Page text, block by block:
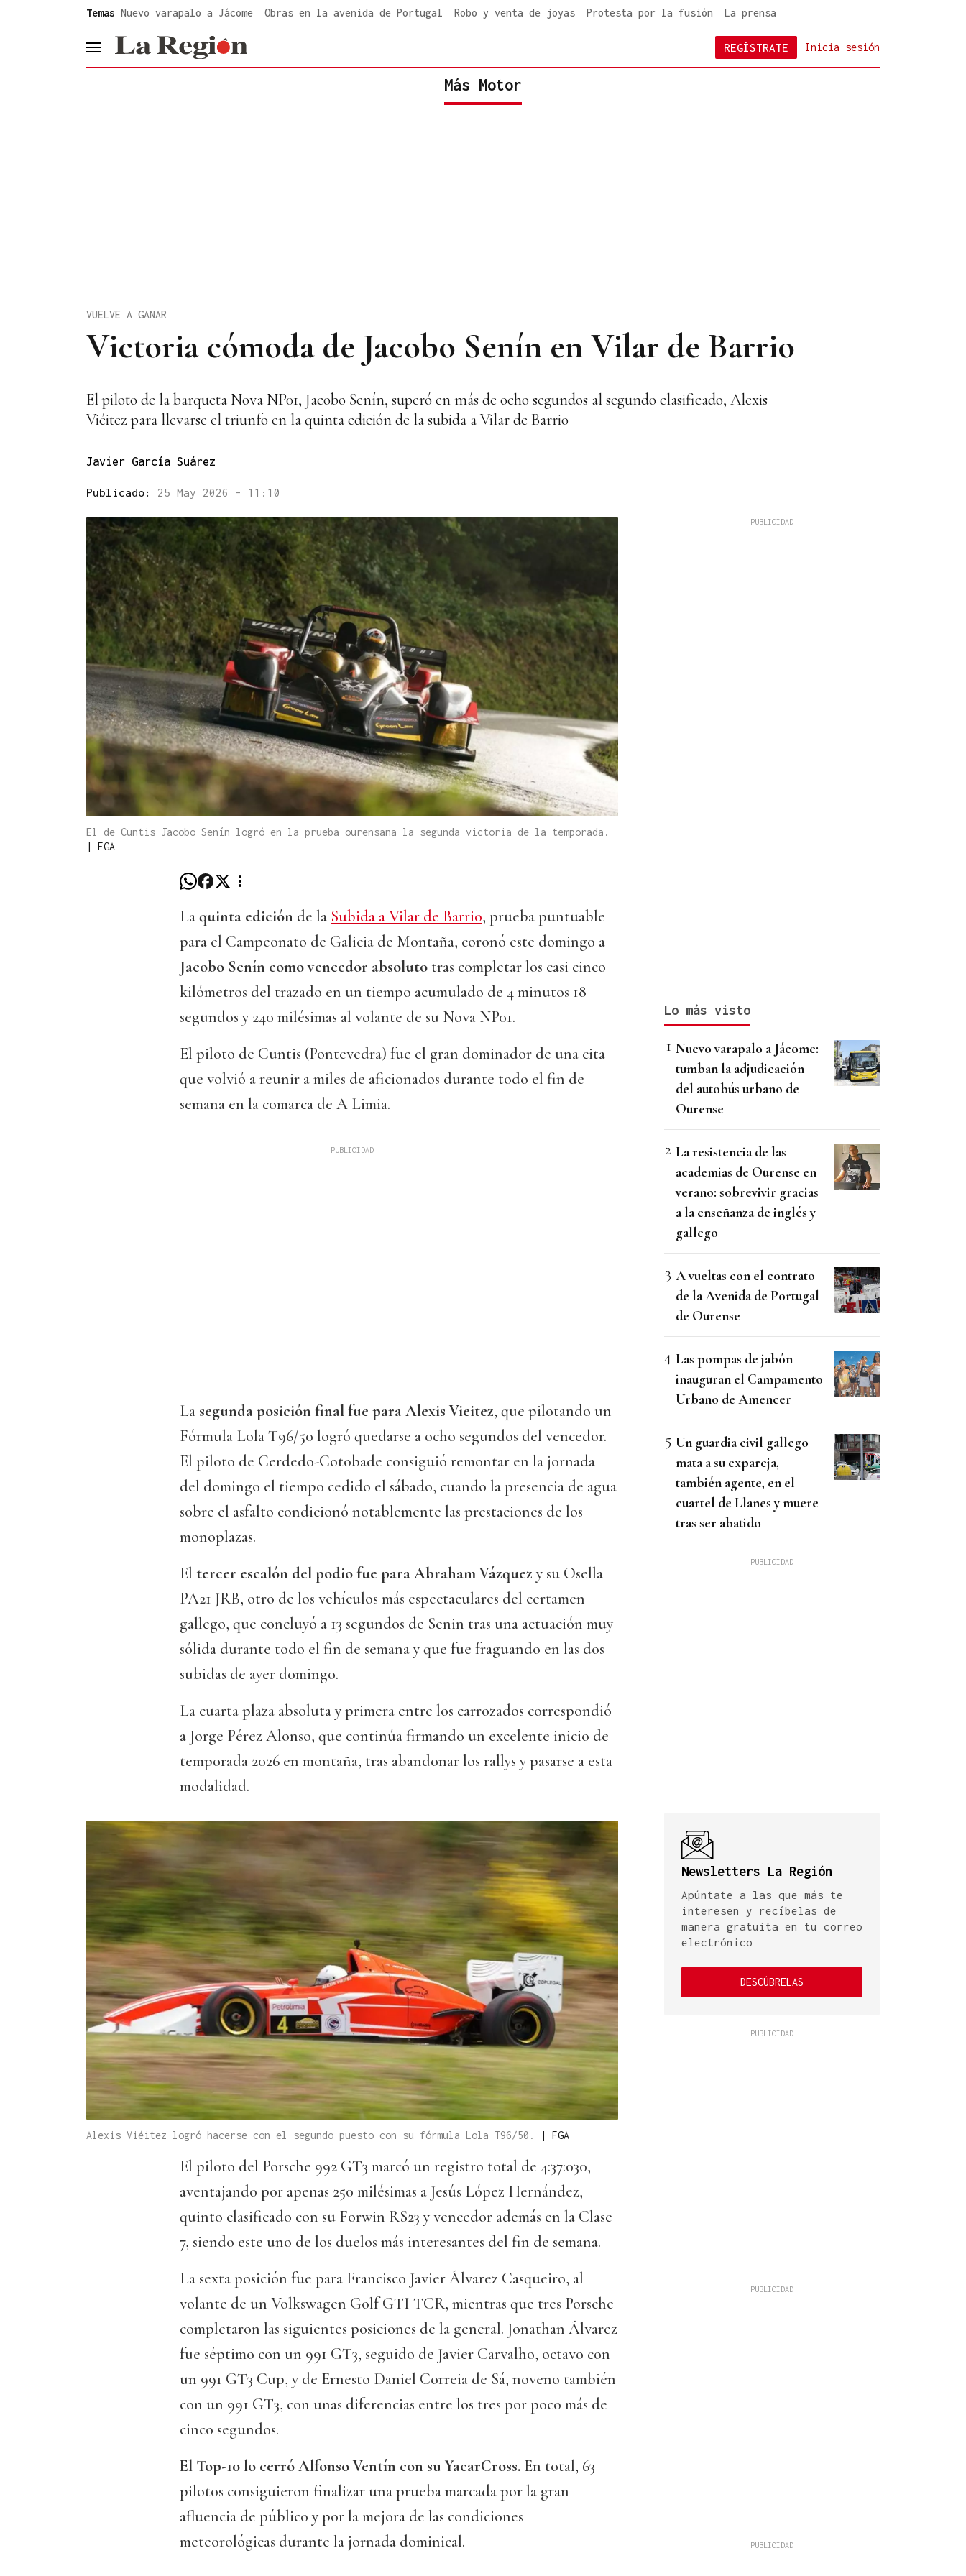
Temas Nuevo varapalo a Jácome Obras en la avenida de Portugal Robo y venta de joyas Protesta por la fusión La prensa
header.menu.open Inicia sesión
REGÍSTRATE
Más Motor
Victoria cómoda de Jacobo Senín en Vilar de Barrio
VUELVE A GANAR
El piloto de la barqueta Nova NP01, Jacobo Senín, superó en más de ocho segundos al segundo clasificado, Alexis
Viéitez para llevarse el triunfo en la quinta edición de la subida a Vilar de Barrio
Javier García Suárez
Publicado: 25 May 2026 - 11:10
El de Cuntis Jacobo Senín logró en la prueba ourensana la segunda victoria de la temporada.
| FGA
Laquinta edición de la Subida a Vilar de Barrio, prueba puntuable
para el Campeonato de Galicia de Montaña, coronó este domingo a
Jacobo Senín como vencedor absoluto tras completar los casi cinco
kilómetros del trazado en un tiempo acumulado de 4 minutos 18
segundos y 240 milésimas al volante de su Nova NP01.
El piloto de Cuntis (Pontevedra) fue el gran dominador de una cita
que volvió a reunir a miles de aficionados durante todo el fin de
semana en la comarca de A Limia.
La segunda posición final fue para Alexis Vieitez, que pilotando un
Fórmula Lola T96/50 logró quedarse a ocho segundos del vencedor.
El piloto de Cerdedo-Cotobade consiguió remontar en la jornada
del domingo el tiempo cedido el sábado, cuando la presencia de agua
sobre el asfalto condicionó notablemente las prestaciones de los
monoplazas.
El tercer escalón del podio fue para Abraham Vázquez y su Osella
PA21 JRB, otro de los vehículos más espectaculares del certamen
gallego, que concluyó a 13 segundos de Senin tras una actuación muy
sólida durante todo el fin de semana y que fue fraguando en las dos
subidas de ayer domingo.
La cuarta plaza absoluta y primera entre los carrozados correspondió
a Jorge Pérez Alonso, que continúa firmando un excelente inicio de
temporada 2026 en montaña, tras abandonar los rallys y pasarse a esta
modalidad.
Alexis Viéitez logró hacerse con el segundo puesto con su fórmula Lola T96/50. | FGA
El piloto del Porsche 992 GT3 marcó un registro total de 4:37:030,
aventajando por apenas 250 milésimas a Jesús López Hernández,
quinto clasificado con su Forwin RS23 y vencedor además en la Clase
7, siendo este uno de los duelos más interesantes del fin de semana.
La sexta posición fue para Francisco Javier Álvarez Casqueiro, al
volante de un Volkswagen Golf GTI TCR, mientras que tres Porsche
completaron las siguientes posiciones de la general. Jonathan Álvarez
fue séptimo con un 991 GT3, seguido de Javier Carvalho, octavo con
un 991 GT3 Cup, y de Ernesto Daniel Correia de Sá, noveno también
con un 991 GT3, con unas diferencias entre los tres por poco más de
cinco segundos.
El Top-10 lo cerró Alfonso Ventín con su YacarCross. En total, 63
pilotos consiguieron finalizar una prueba marcada por la gran
afluencia de público y por la mejora de las condiciones
meteorológicas durante la jornada dominical.
Lo más visto
Nuevo varapalo a Jácome:
tumban la adjudicación
del autobús urbano de
Ourense
La resistencia de las
academias de Ourense en
verano: sobrevivir gracias
a la enseñanza de inglés y
gallego
A vueltas con el contrato
de la Avenida de Portugal
de Ourense
Las pompas de jabón
inauguran el Campamento
Urbano de Amencer
Un guardia civil gallego
mata a su expareja,
también agente, en el
cuartel de Llanes y muere
tras ser abatido
Newsletters La Región
Apúntate a las que más te
interesen y recíbelas de
manera gratuita en tu correo
electrónico
DESCÚBRELAS